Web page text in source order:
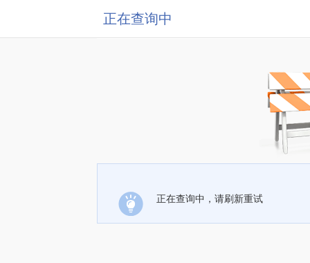
正在查询中
正在查询中，请刷新重试